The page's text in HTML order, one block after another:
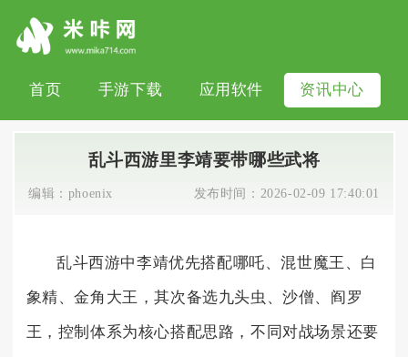
首页 手游下载 应用软件 资讯中心
乱斗西游里李靖要带哪些武将
编辑： phoenix 发布时间： 2026-02-09 17:40:01
乱斗西游中李靖优先搭配哪吒、混世魔王、白
象精、金角大王，其次备选九头虫、沙僧、阎罗
王，控制体系为核心搭配思路，不同对战场景还要